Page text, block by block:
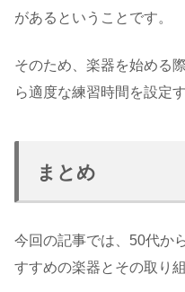
があるということです。
そのため、楽器を始める
ら適度な練習時間を設定
まとめ
今回の記事では、50代か
すすめの楽器とその取り